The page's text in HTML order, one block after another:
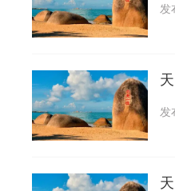
发
发